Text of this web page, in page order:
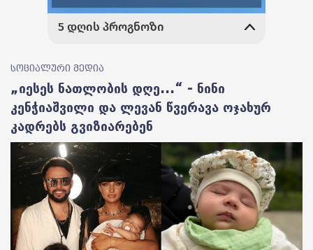
სოციალური მედია
„იესეს ნათლობის დღე...“ - ნინი
კენჭიაშვილი და ლევან წვერავა ოჯახურ
კადრებს გვიზიარებენ